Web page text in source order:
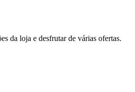
da loja e desfrutar de várias ofertas.